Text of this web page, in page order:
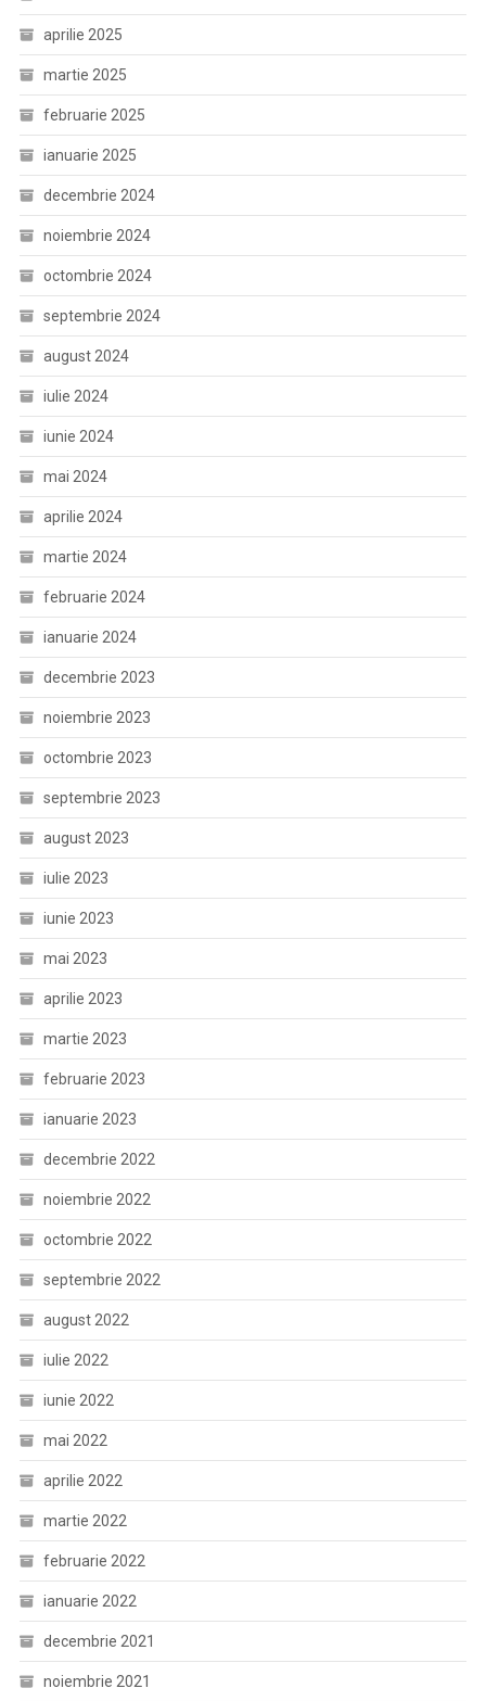
aprilie 2025
martie 2025
februarie 2025
ianuarie 2025
decembrie 2024
noiembrie 2024
octombrie 2024
septembrie 2024
august 2024
iulie 2024
iunie 2024
mai 2024
aprilie 2024
martie 2024
februarie 2024
ianuarie 2024
decembrie 2023
noiembrie 2023
octombrie 2023
septembrie 2023
august 2023
iulie 2023
iunie 2023
mai 2023
aprilie 2023
martie 2023
februarie 2023
ianuarie 2023
decembrie 2022
noiembrie 2022
octombrie 2022
septembrie 2022
august 2022
iulie 2022
iunie 2022
mai 2022
aprilie 2022
martie 2022
februarie 2022
ianuarie 2022
decembrie 2021
noiembrie 2021